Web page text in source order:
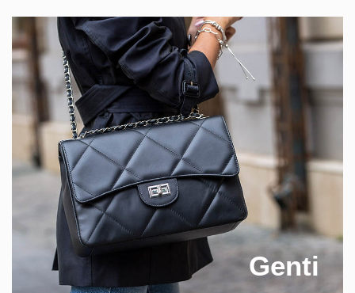
Genti